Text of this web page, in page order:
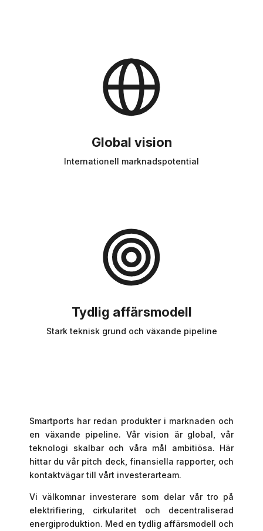
Global vision
Internationell marknadspotential
Tydlig affärsmodell
Stark teknisk grund och växande pipeline
Smartports har redan produkter i marknaden och
en växande pipeline. Vår vision är global, vår
teknologi skalbar och våra mål ambitiösa. Här
hittar du vår pitch deck, finansiella rapporter, och
kontaktvägar till vårt investerarteam.
Vi välkomnar investerare som delar vår tro på
elektrifiering, cirkularitet och decentraliserad
energiproduktion. Med en tydlig affärsmodell och